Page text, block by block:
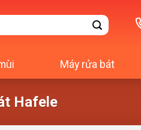
Máy rửa bát
Hafele